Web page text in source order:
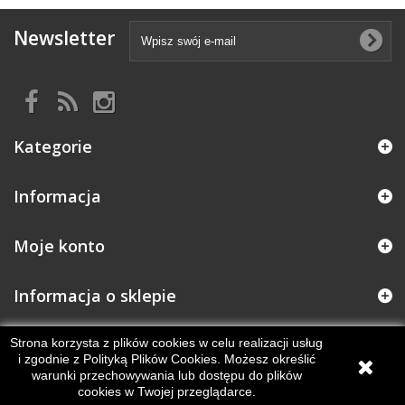
Newsletter
Kategorie
Informacja
Moje konto
Informacja o sklepie
Strona korzysta z plików cookies w celu realizacji usług
i zgodnie z Polityką Plików Cookies. Możesz określić
warunki przechowywania lub dostępu do plików
cookies w Twojej przeglądarce.